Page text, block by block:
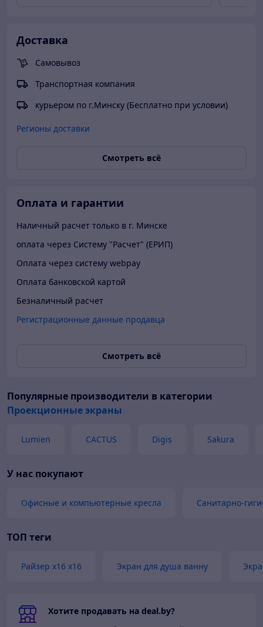
Доставка
Самовывоз
Транспортная компания
курьером по г.Минску (Бесплатно при условии)
Регионы доставки
Смотреть всё
Оплата и гарантии
Наличный расчет только в г. Минске
оплата через Систему "Расчет" (ЕРИП)
Оплата через систему webpay
Оплата банковской картой
Безналичный расчет
Регистрационные данные продавца
Смотреть всё
Популярные производители в категории
Проекционные экраны
Lumien CACTUS Digis Sakura
У нас покупают
Офисные и компьютерные кресла Санитарно-
ТОП теги
Райзер x16 x16 Экран для душа ванну
Хотите продавать на deal.by?